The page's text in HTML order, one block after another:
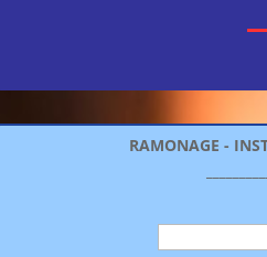
RAMONAGE -